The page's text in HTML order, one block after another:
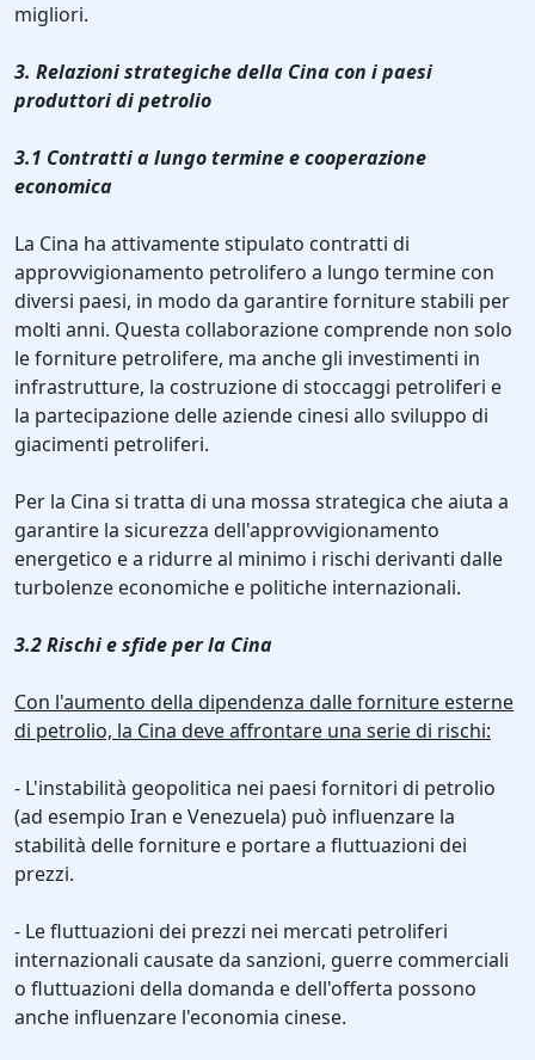
migliori.
3. Relazioni strategiche della Cina con i paesi
produttori di petrolio
3.1 Contratti a lungo termine e cooperazione
economica
La Cina ha attivamente stipulato contratti di
approvvigionamento petrolifero a lungo termine con
diversi paesi, in modo da garantire forniture stabili per
molti anni. Questa collaborazione comprende non solo
le forniture petrolifere, ma anche gli investimenti in
infrastrutture, la costruzione di stoccaggi petroliferi e
la partecipazione delle aziende cinesi allo sviluppo di
giacimenti petroliferi.
Per la Cina si tratta di una mossa strategica che aiuta a
garantire la sicurezza dell'approvvigionamento
energetico e a ridurre al minimo i rischi derivanti dalle
turbolenze economiche e politiche internazionali.
3.2 Rischi e sfide per la Cina
Con l'aumento della dipendenza dalle forniture esterne
di petrolio, la Cina deve affrontare una serie di rischi:
- L'instabilità geopolitica nei paesi fornitori di petrolio
(ad esempio Iran e Venezuela) può influenzare la
stabilità delle forniture e portare a fluttuazioni dei
prezzi.
- Le fluttuazioni dei prezzi nei mercati petroliferi
internazionali causate da sanzioni, guerre commerciali
o fluttuazioni della domanda e dell'offerta possono
anche influenzare l'economia cinese.